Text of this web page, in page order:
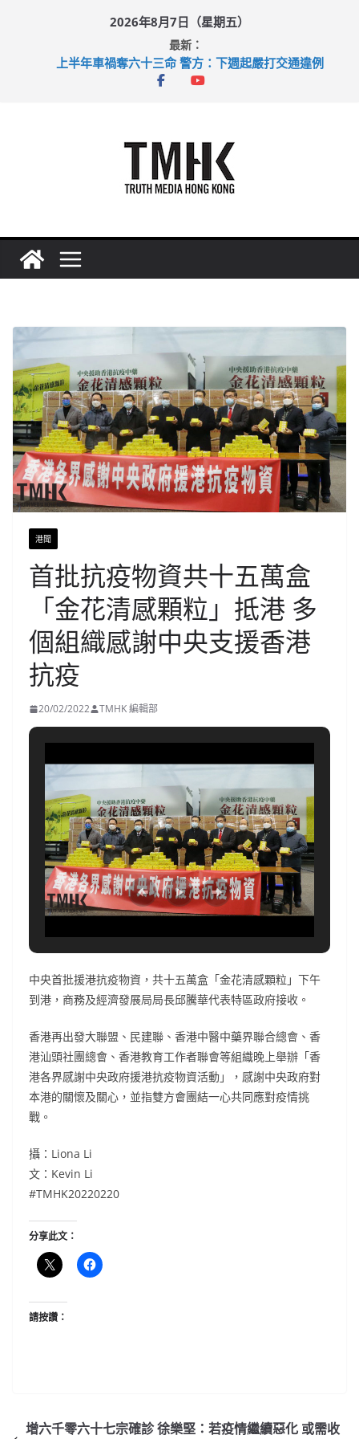
2026年8月7日（星期五）
最新：
上半年車禍奪六十三命 警方：下週起嚴打交通違例
性罪行修例獲九成支持 鄧炳強：爭取今屆任期內完成立法
港聞
首批抗疫物資共十五萬盒
「金花清感顆粒」抵港 多
個組織感謝中央支援香港
抗疫
20/02/2022 TMHK 編輯部
中央首批援港抗疫物資，共十五萬盒「金花清感顆粒」下午
到港，商務及經濟發展局局長邱騰華代表特區政府接收。
香港再出發大聯盟、民建聯、香港中醫中藥界聯合總會、香
港汕頭社團總會、香港教育工作者聯會等組織晚上舉辦「香
港各界感謝中央政府援港抗疫物資活動」，感謝中央政府對
本港的關懷及關心，並指雙方會團結一心共同應對疫情挑
戰。
攝：Liona Li
文：Kevin Li
#TMHK20220220
分享此文：
請按讚：
增六千零六十七宗確診 徐樂堅：若疫情繼續惡化 或需收